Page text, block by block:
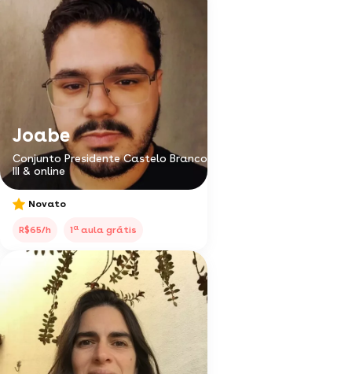
Joabe
Conjunto Presidente Castelo Branco
III & online
Novato
R$65/h 1a aula grátis